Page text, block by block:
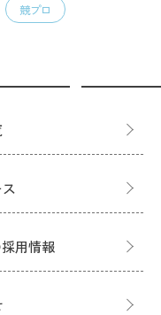
競プロ
用情報